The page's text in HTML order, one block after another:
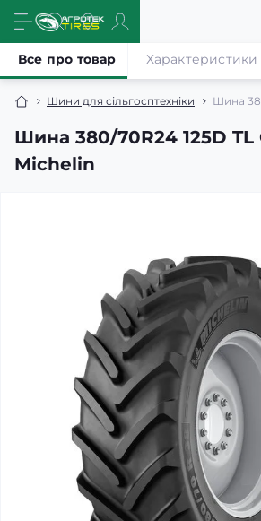
Шини для сільгосптехніки Шина
Шина 380/70R24 125D TL
Michelin
Все про товар Характеристики